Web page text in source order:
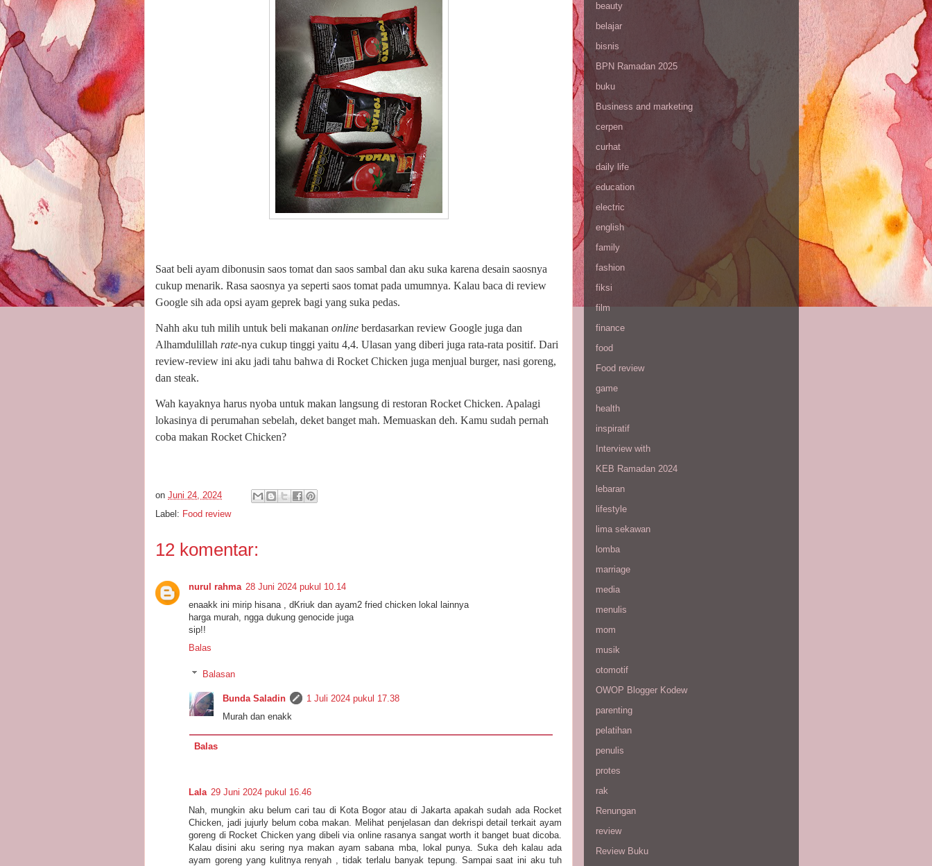
Saat beli ayam dibonusin saos tomat dan saos sambal dan aku suka karena desain saosnya
cukup menarik. Rasa saosnya ya seperti saos tomat pada umumnya. Kalau baca di review
Google sih ada opsi ayam geprek bagi yang suka pedas.
Nahh aku tuh milih untuk beli makanan online berdasarkan review Google juga dan
Alhamdulillah rate-nya cukup tinggi yaitu 4,4. Ulasan yang diberi juga rata-rata positif. Dari
review-review ini aku jadi tahu bahwa di Rocket Chicken juga menjual burger, nasi goreng,
dan steak.
Wah kayaknya harus nyoba untuk makan langsung di restoran Rocket Chicken. Apalagi
lokasinya di perumahan sebelah, deket banget mah. Memuaskan deh. Kamu sudah pernah
coba makan Rocket Chicken?
on Juni 24, 2024
Label: Food review
12 komentar:
nurul rahma 28 Juni 2024 pukul 10.14
enaakk ini mirip hisana , dKriuk dan ayam2 fried chicken lokal lainnya
harga murah, ngga dukung genocide juga
sip!!
Balas
Balasan
Bunda Saladin
1 Juli 2024 pukul 17.38
Murah dan enakk
Balas
Lala 29 Juni 2024 pukul 16.46
Nah, mungkin aku belum cari tau di Kota Bogor atau di Jakarta apakah sudah ada Rocket
Chicken, jadi jujurly belum coba makan. Melihat penjelasan dan dekrispi detail terkait ayam
goreng di Rocket Chicken yang dibeli via online rasanya sangat worth it banget buat dicoba.
Kalau disini aku sering nya makan ayam sabana mba, lokal punya. Suka deh kalau ada
ayam goreng yang kulitnya renyah , tidak terlalu banyak tepung. Sampai saat ini aku tuh
beauty
belajar
bisnis
BPN Ramadan 2025
buku
Business and marketing
cerpen
curhat
daily life
education
electric
english
family
fashion
fiksi
film
finance
food
Food review
game
health
inspiratif
Interview with
KEB Ramadan 2024
lebaran
lifestyle
lima sekawan
lomba
marriage
media
menulis
mom
musik
otomotif
OWOP Blogger Kodew
parenting
pelatihan
penulis
protes
rak
Renungan
review
Review Buku